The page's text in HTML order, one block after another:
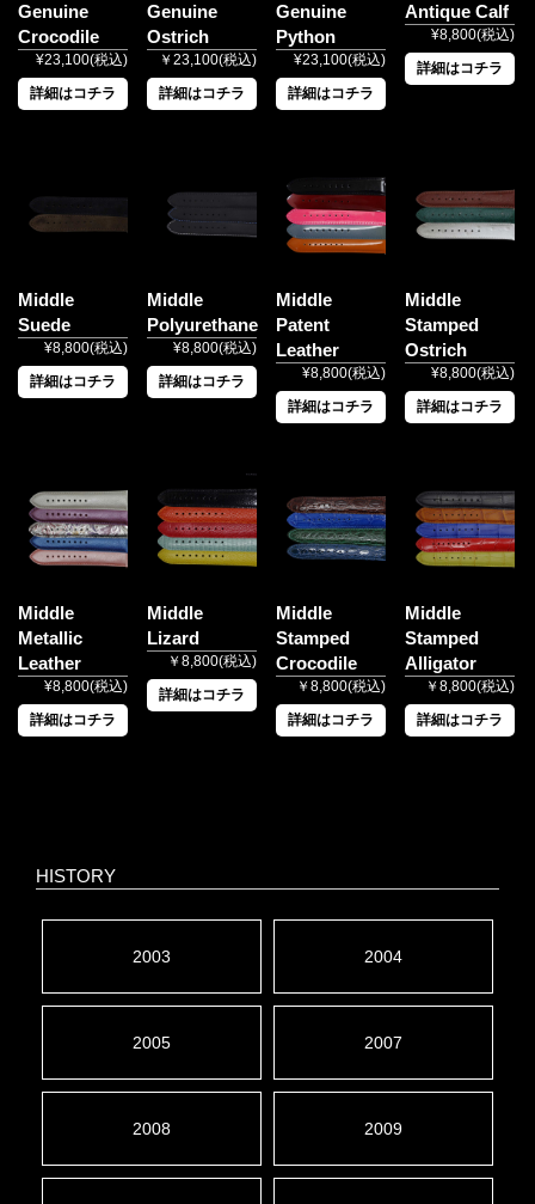
Genuine
Crocodile
¥23,100(税込)
詳細はコチラ
Genuine
Ostrich
￥23,100(税込)
詳細はコチラ
Genuine
Python
¥23,100(税込)
詳細はコチラ
Antique Calf
¥8,800(税込)
詳細はコチラ
Middle
Suede
¥8,800(税込)
詳細はコチラ
Middle
Polyurethane
¥8,800(税込)
詳細はコチラ
Middle
Patent
Leather
¥8,800(税込)
詳細はコチラ
Middle
Stamped
Ostrich
¥8,800(税込)
詳細はコチラ
Middle
Metallic
Leather
¥8,800(税込)
詳細はコチラ
Middle
Lizard
￥8,800(税込)
詳細はコチラ
Middle
Stamped
Crocodile
￥8,800(税込)
詳細はコチラ
Middle
Stamped
Alligator
￥8,800(税込)
詳細はコチラ
HISTORY
2003 2004
2005 2007
2008 2009